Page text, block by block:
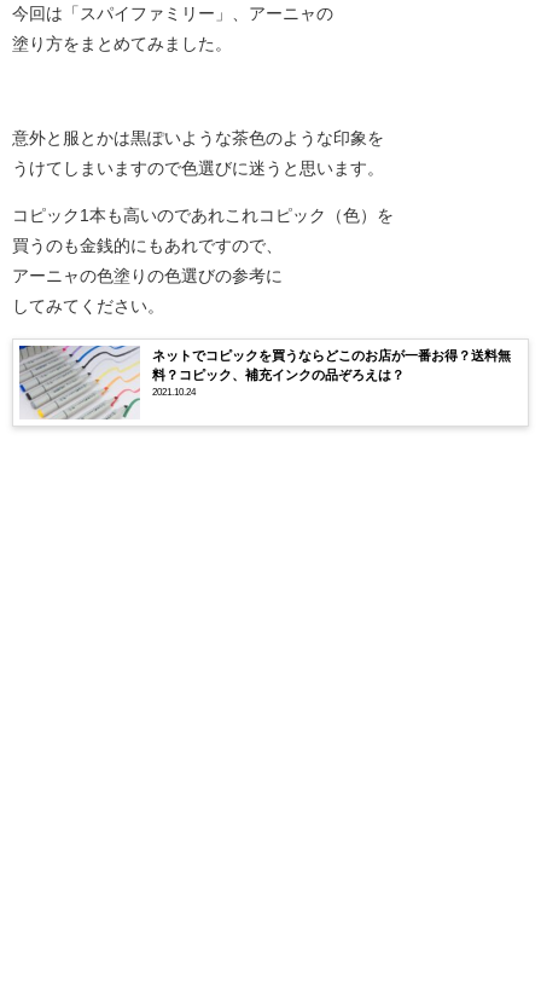
今回は「スパイファミリー」、アーニャの
塗り方をまとめてみました。
意外と服とかは黒ぽいような茶色のような印象を
うけてしまいますので色選びに迷うと思います。
コピック1本も高いのであれこれコピック（色）を
買うのも金銭的にもあれですので、
アーニャの色塗りの色選びの参考に
してみてください。
ネットでコピックを買うならどこのお店が一番お得？送料無
料？コピック、補充インクの品ぞろえは？
2021.10.24